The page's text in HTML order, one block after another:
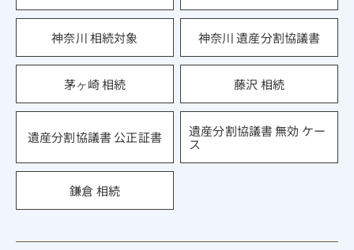
神奈川 相続対象 神奈川 遺産分割協議書
茅ヶ崎 相続 藤沢 相続
遺産分割協議書 公正証書
遺産分割協議書 無効 ケー
ス
鎌倉 相続